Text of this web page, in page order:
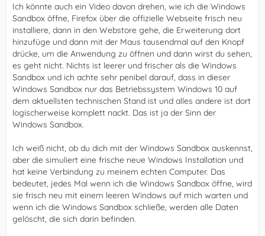
Ich könnte auch ein Video davon drehen, wie ich die Windows
Sandbox öffne, Firefox über die offizielle Webseite frisch neu
installiere, dann in den Webstore gehe, die Erweiterung dort
hinzufüge und dann mit der Maus tausendmal auf den Knopf
drücke, um die Anwendung zu öffnen und dann wirst du sehen,
es geht nicht. Nichts ist leerer und frischer als die Windows
Sandbox und ich achte sehr penibel darauf, dass in dieser
Windows Sandbox nur das Betriebssystem Windows 10 auf
dem aktuellsten technischen Stand ist und alles andere ist dort
logischerweise komplett nackt. Das ist ja der Sinn der
Windows Sandbox.
Ich weiß nicht, ob du dich mit der Windows Sandbox auskennst,
aber die simuliert eine frische neue Windows Installation und
hat keine Verbindung zu meinem echten Computer. Das
bedeutet, jedes Mal wenn ich die Windows Sandbox öffne, wird
sie frisch neu mit einem leeren Windows auf mich warten und
wenn ich die Windows Sandbox schließe, werden alle Daten
gelöscht, die sich darin befinden.